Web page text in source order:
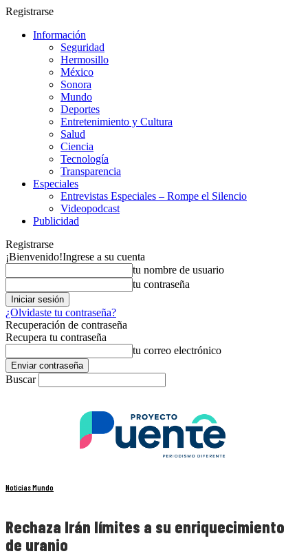
Registrarse
Información
Seguridad
Hermosillo
México
Sonora
Mundo
Deportes
Entretenimiento y Cultura
Salud
Ciencia
Tecnología
Transparencia
Especiales
Entrevistas Especiales – Rompe el Silencio
Videopodcast
Publicidad
Registrarse
¡Bienvenido!Ingrese a su cuenta
tu nombre de usuario
tu contraseña
¿Olvidaste tu contraseña?
Recuperación de contraseña
Recupera tu contraseña
tu correo electrónico
Buscar
Noticias Mundo
Rechaza Irán límites a su enriquecimiento
de uranio